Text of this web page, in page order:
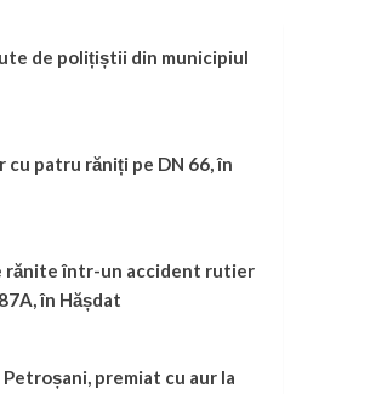
de polițiștii din municipiul
patru răniți pe DN 66, în
rănite într-un accident rutier
în Hășdat
Petroșani, premiat cu aur la